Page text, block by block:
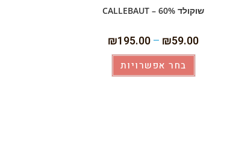
שוקולד 60% – CALLEBAUT
₪59.00
–
₪195.00
בחר אפשרויות